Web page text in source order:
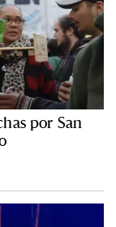
por San